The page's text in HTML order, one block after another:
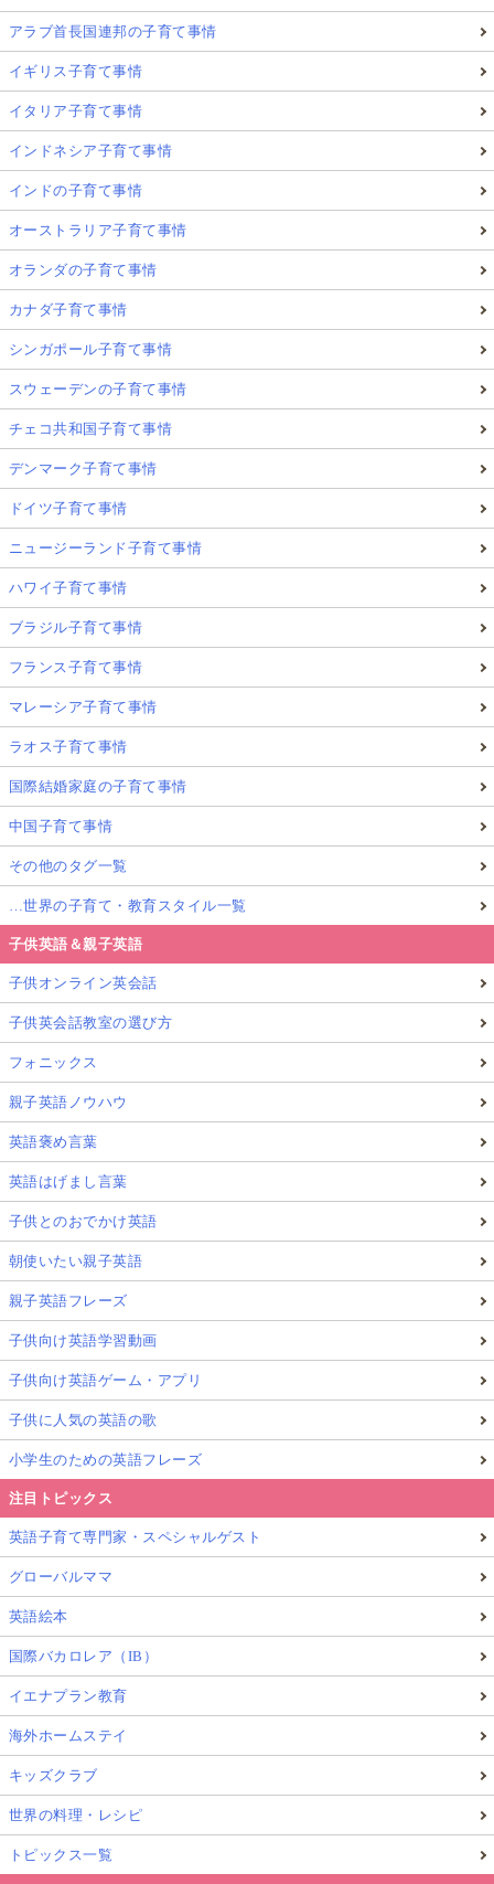
アラブ首長国連邦の子育て事情
イギリス子育て事情
イタリア子育て事情
インドネシア子育て事情
インドの子育て事情
オーストラリア子育て事情
オランダの子育て事情
カナダ子育て事情
シンガポール子育て事情
スウェーデンの子育て事情
チェコ共和国子育て事情
デンマーク子育て事情
ドイツ子育て事情
ニュージーランド子育て事情
ハワイ子育て事情
ブラジル子育て事情
フランス子育て事情
マレーシア子育て事情
ラオス子育て事情
国際結婚家庭の子育て事情
中国子育て事情
その他のタグ一覧
…世界の子育て・教育スタイル一覧
子供英語＆親子英語
子供オンライン英会話
子供英会話教室の選び方
フォニックス
親子英語ノウハウ
英語褒め言葉
英語はげまし言葉
子供とのおでかけ英語
朝使いたい親子英語
親子英語フレーズ
子供向け英語学習動画
子供向け英語ゲーム・アプリ
子供に人気の英語の歌
小学生のための英語フレーズ
注目トピックス
英語子育て専門家・スペシャルゲスト
グローバルママ
英語絵本
国際バカロレア（IB）
イエナプラン教育
海外ホームステイ
キッズクラブ
世界の料理・レシピ
トピックス一覧